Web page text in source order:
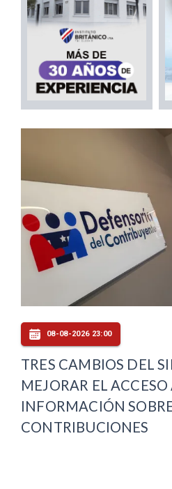
08-08-2026 23:00
TRES CAMBIOS DEL
MEJORAR EL ACCESO
INFORMACIÓN
CONTRIBUCIONES